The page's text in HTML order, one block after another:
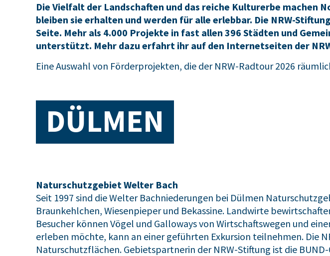
Die Vielfalt der Landschaften und das reiche Kulturerbe machen
bleiben sie erhalten und werden für alle erlebbar. Die NRW-
Seite. Mehr als 4.000 Projekte in fast allen 396 Städten und
unterstützt. Mehr dazu erfahrt ihr auf den Internetseiten der
Eine Auswahl von Förderprojekten, die der NRW-Radtour 2026
DÜLMEN
Naturschutzgebiet Welter Bach
Seit 1997 sind die Welter Bachniederungen bei Dülmen
Braunkehlchen, Wiesenpieper und Bekassine. Landwirte
Besucher können Vögel und Galloways von Wirtschaftswegen und
erleben möchte, kann an einer geführten Exkursion teilnehmen. Die
Naturschutzflächen. Gebietspartnerin der NRW-Stiftung ist die